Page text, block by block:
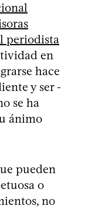
periodista
en
hace
y ser -
se ha
ánimo
pueden
o
no